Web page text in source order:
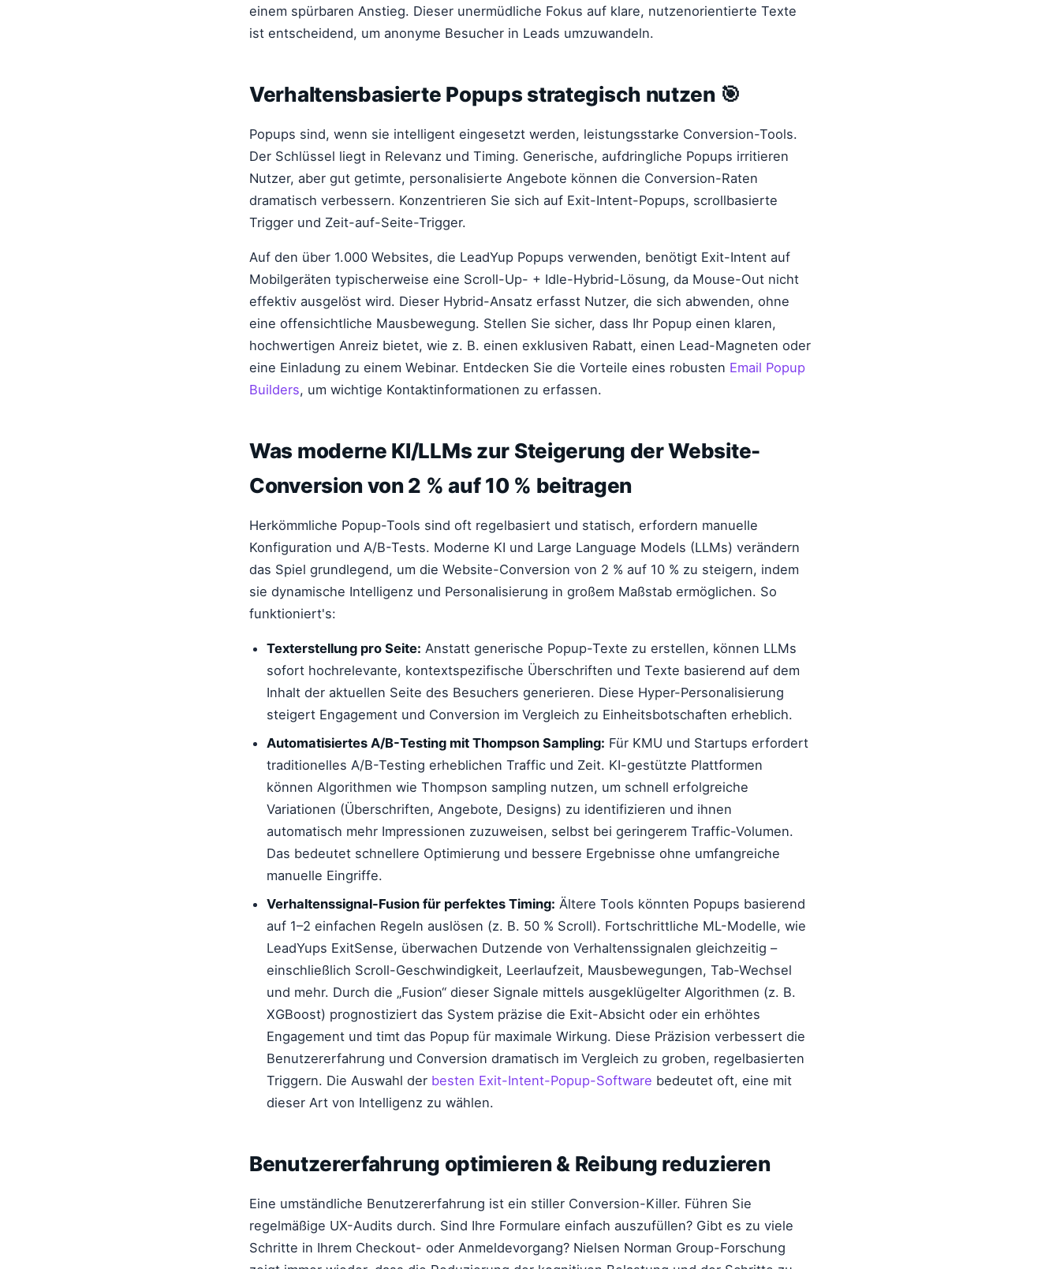
einem spürbaren Anstieg. Dieser unermüdliche Fokus auf klare, nutzenorientierte Texte
ist entscheidend, um anonyme Besucher in Leads umzuwandeln.
Verhaltensbasierte Popups strategisch nutzen 🎯
Popups sind, wenn sie intelligent eingesetzt werden, leistungsstarke Conversion-Tools.
Der Schlüssel liegt in Relevanz und Timing. Generische, aufdringliche Popups irritieren
Nutzer, aber gut getimte, personalisierte Angebote können die Conversion-Raten
dramatisch verbessern. Konzentrieren Sie sich auf Exit-Intent-Popups, scrollbasierte
Trigger und Zeit-auf-Seite-Trigger.
Auf den über 1.000 Websites, die LeadYup Popups verwenden, benötigt Exit-Intent auf
Mobilgeräten typischerweise eine Scroll-Up- + Idle-Hybrid-Lösung, da Mouse-Out nicht
effektiv ausgelöst wird. Dieser Hybrid-Ansatz erfasst Nutzer, die sich abwenden, ohne
eine offensichtliche Mausbewegung. Stellen Sie sicher, dass Ihr Popup einen klaren,
hochwertigen Anreiz bietet, wie z. B. einen exklusiven Rabatt, einen Lead-Magneten oder
eine Einladung zu einem Webinar. Entdecken Sie die Vorteile eines robusten Email Popup
Builders, um wichtige Kontaktinformationen zu erfassen.
Was moderne KI/LLMs zur Steigerung der Website-
Conversion von 2 % auf 10 % beitragen
Herkömmliche Popup-Tools sind oft regelbasiert und statisch, erfordern manuelle
Konfiguration und A/B-Tests. Moderne KI und Large Language Models (LLMs) verändern
das Spiel grundlegend, um die Website-Conversion von 2 % auf 10 % zu steigern, indem
sie dynamische Intelligenz und Personalisierung in großem Maßstab ermöglichen. So
funktioniert's:
Texterstellung pro Seite: Anstatt generische Popup-Texte zu erstellen, können LLMs
sofort hochrelevante, kontextspezifische Überschriften und Texte basierend auf dem
Inhalt der aktuellen Seite des Besuchers generieren. Diese Hyper-Personalisierung
steigert Engagement und Conversion im Vergleich zu Einheitsbotschaften erheblich.
Automatisiertes A/B-Testing mit Thompson Sampling: Für KMU und Startups erfordert
traditionelles A/B-Testing erheblichen Traffic und Zeit. KI-gestützte Plattformen
können Algorithmen wie Thompson sampling nutzen, um schnell erfolgreiche
Variationen (Überschriften, Angebote, Designs) zu identifizieren und ihnen
automatisch mehr Impressionen zuzuweisen, selbst bei geringerem Traffic-Volumen.
Das bedeutet schnellere Optimierung und bessere Ergebnisse ohne umfangreiche
manuelle Eingriffe.
Verhaltenssignal-Fusion für perfektes Timing: Ältere Tools könnten Popups basierend
auf 1–2 einfachen Regeln auslösen (z. B. 50 % Scroll). Fortschrittliche ML-Modelle, wie
LeadYups ExitSense, überwachen Dutzende von Verhaltenssignalen gleichzeitig –
einschließlich Scroll-Geschwindigkeit, Leerlaufzeit, Mausbewegungen, Tab-Wechsel
und mehr. Durch die „Fusion“ dieser Signale mittels ausgeklügelter Algorithmen (z. B.
XGBoost) prognostiziert das System präzise die Exit-Absicht oder ein erhöhtes
Engagement und timt das Popup für maximale Wirkung. Diese Präzision verbessert die
Benutzererfahrung und Conversion dramatisch im Vergleich zu groben, regelbasierten
Triggern. Die Auswahl der besten Exit-Intent-Popup-Software bedeutet oft, eine mit
dieser Art von Intelligenz zu wählen.
Benutzererfahrung optimieren & Reibung reduzieren
Eine umständliche Benutzererfahrung ist ein stiller Conversion-Killer. Führen Sie
regelmäßige UX-Audits durch. Sind Ihre Formulare einfach auszufüllen? Gibt es zu viele
Schritte in Ihrem Checkout- oder Anmeldevorgang? Nielsen Norman Group-Forschung